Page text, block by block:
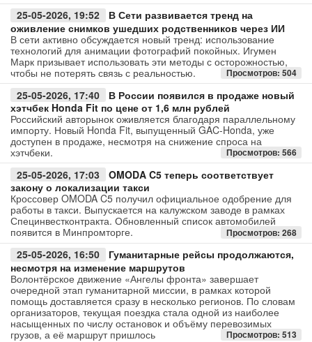
25-05-2026, 19:52
В Сети развивается тренд на
оживление снимков ушедших родственников через ИИ
В сети активно обсуждается новый тренд: использование
технологий для анимации фотографий покойных. Игумен
Марк призывает использовать эти методы с осторожностью,
чтобы не потерять связь с реальностью.
Просмотров: 504
25-05-2026, 17:40
В России появился в продаже новый
хэтчбек Honda Fit по цене от 1,6 млн рублей
Российский авторынок оживляется благодаря параллельному
импорту. Новый Honda Fit, выпущенный GAC-Honda, уже
доступен в продаже, несмотря на снижение спроса на
хэтчбеки.
Просмотров: 566
25-05-2026, 17:03
OMODA C5 теперь соответствует
закону о локализации такси
Кроссовер OMODA C5 получил официальное одобрение для
работы в такси. Выпускается на калужском заводе в рамках
Специнвестконтракта. Обновленный список автомобилей
появится в Минпромторге.
Просмотров: 268
25-05-2026, 16:50
Гуманитарные рейсы продолжаются,
несмотря на изменение маршрутов
Волонтёрское движение «Ангелы фронта» завершает
очередной этап гуманитарной миссии, в рамках которой
помощь доставляется сразу в несколько регионов. По словам
организаторов, текущая поездка стала одной из наиболее
насыщенных по числу остановок и объёму перевозимых
грузов, а её маршрут пришлось
Просмотров: 513